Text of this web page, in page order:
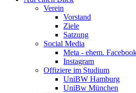
Verein
Vorstand
Ziele
Satzung
Social Media
Meta - ehem.
Instagram
Offiziere im Studium
UniBW Hamburg
UniBw München